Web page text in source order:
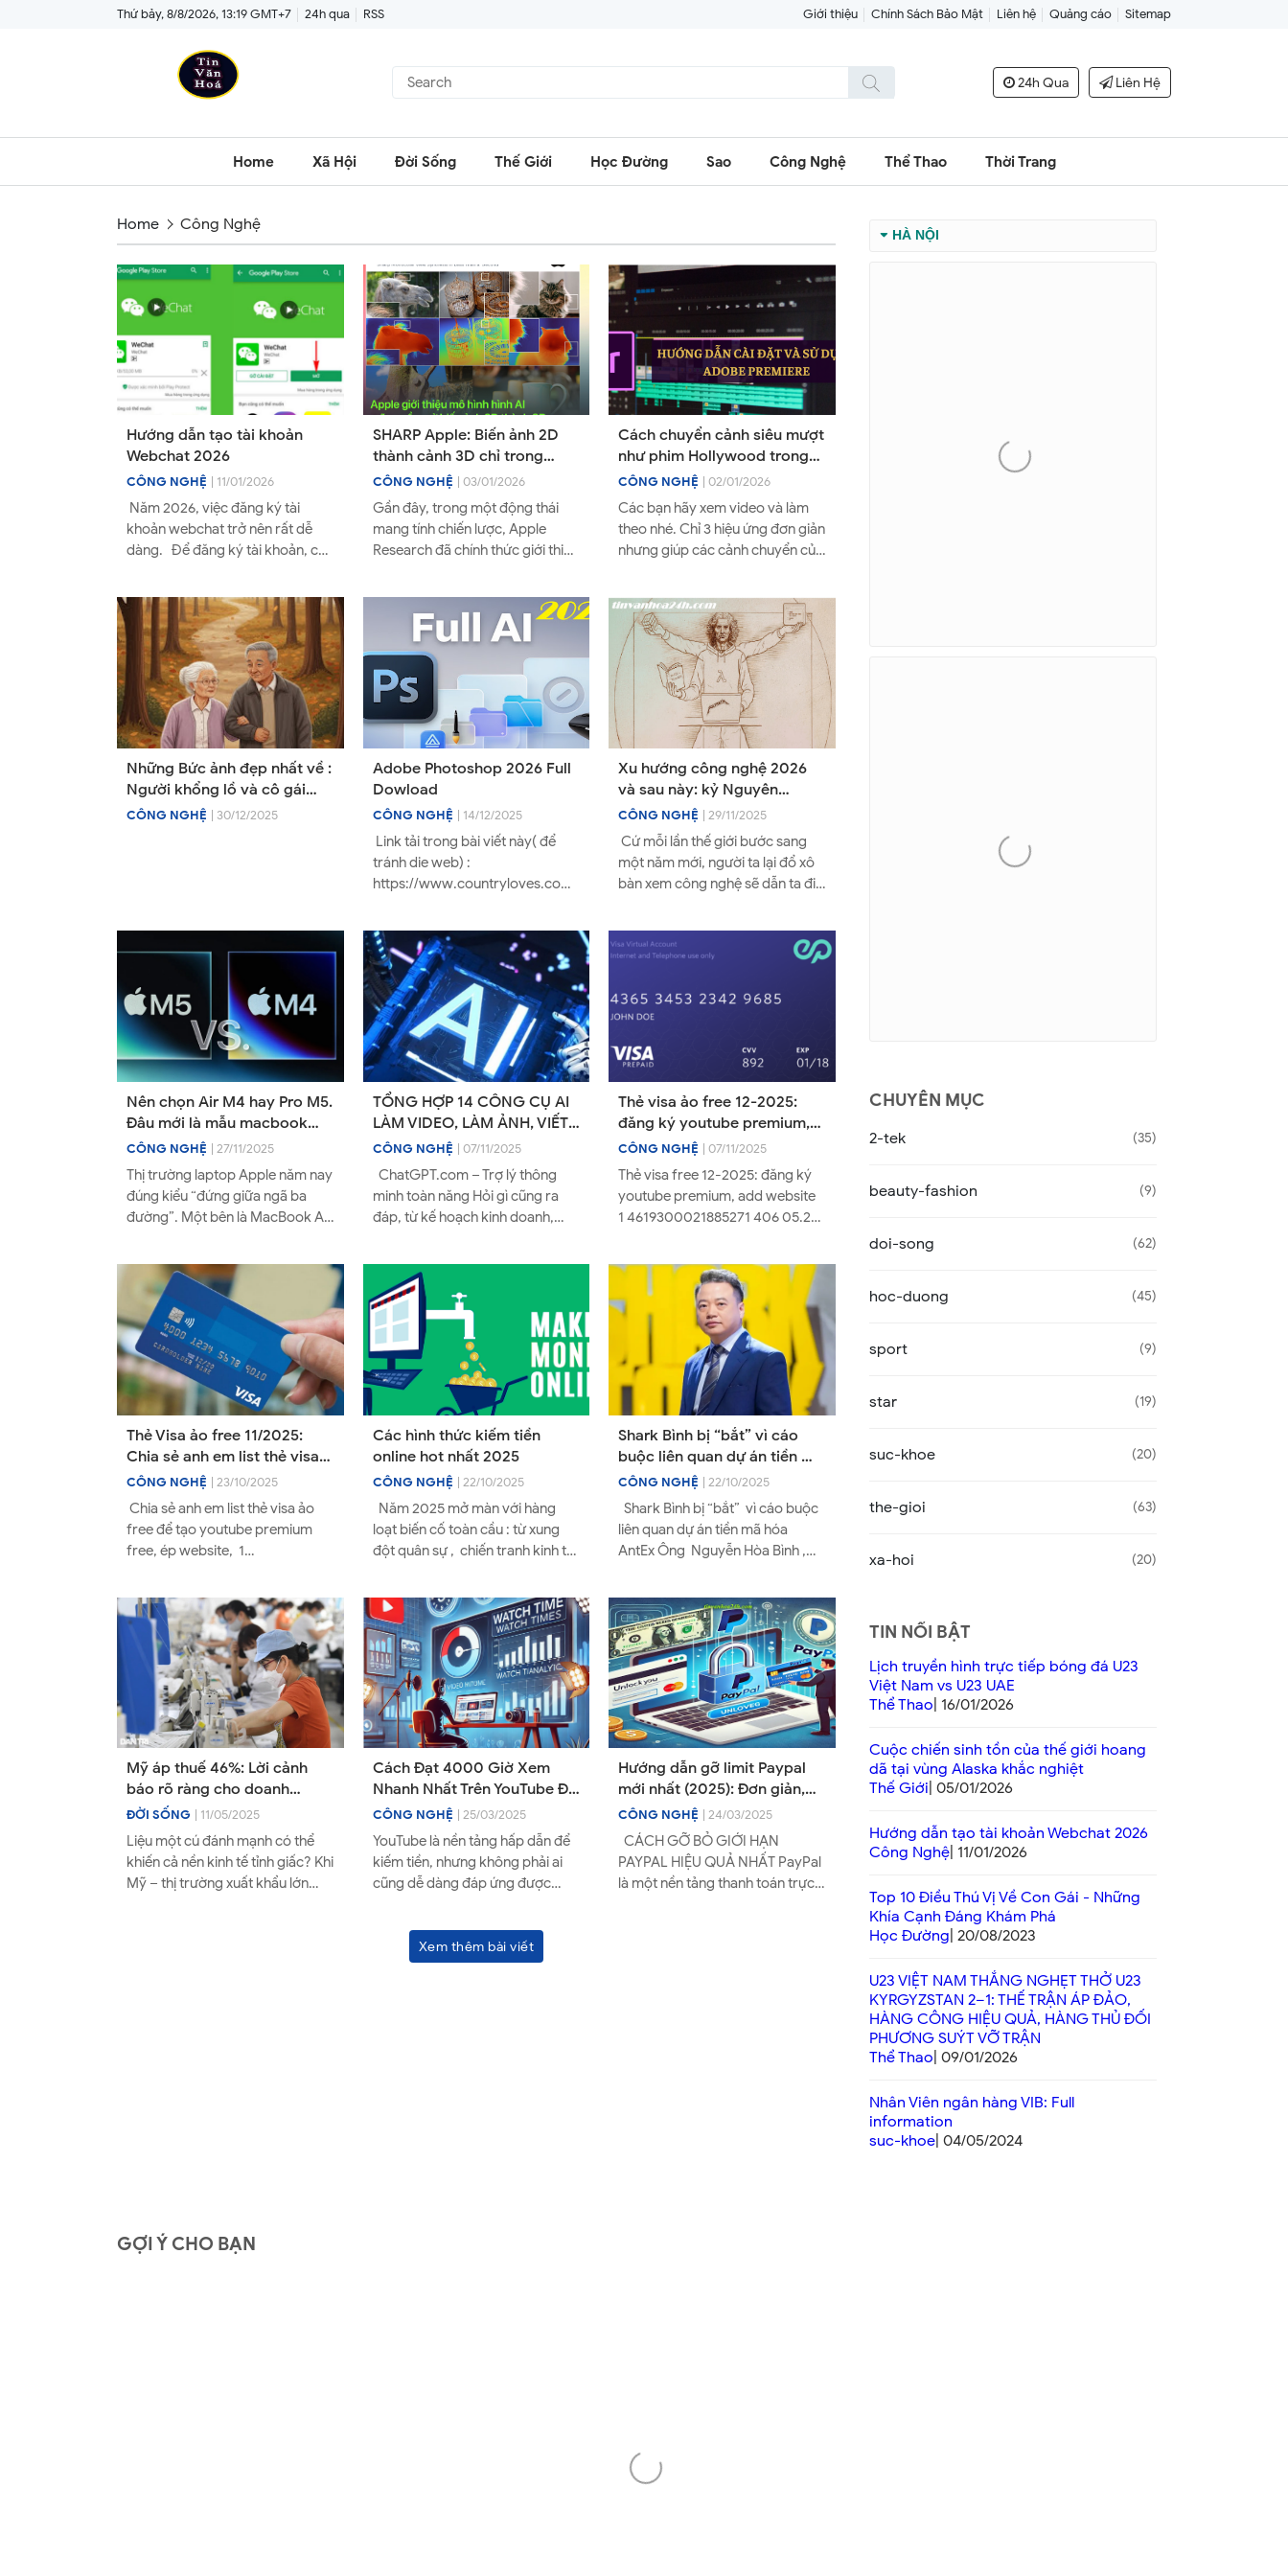
Thứ bảy, 8/8/2026, 13:19 GMT+7 24h qua RSS Giới thiệu Chính Sách Bảo Mật Liên hệ Quảng cáo Sitemap
24h Qua Liên Hệ
Home Xã Hội Đời Sống Thế Giới Học Đường Sao Công Nghệ Thể Thao Thời Trang
Home Công Nghệ
Hướng dẫn tạo tài khoản
Webchat 2026
CÔNG NGHỆ | 11/01/2026
Năm 2026, việc đăng ký tài
khoản webchat trở nên rất dễ
dàng. Để đăng ký tài khoản, các
SHARP Apple: Biến ảnh 2D
thành cảnh 3D chỉ trong
chưa đầy một giây
CÔNG NGHỆ | 03/01/2026
Gần đây, trong một động thái
mang tính chiến lược, Apple
Research đã chính thức giới thiệu
Cách chuyển cảnh siêu mượt
như phim Hollywood trong
Adobe Premiere - No Plugin
CÔNG NGHỆ | 02/01/2026
Các bạn hãy xem video và làm
theo nhé. Chỉ 3 hiệu ứng đơn giản
nhưng giúp các cảnh chuyển của
Những Bức ảnh đẹp nhất về :
Người khổng lồ và cô gái
"khó" trung thủy ( chàng
CÔNG NGHỆ | 30/12/2025
Adobe Photoshop 2026 Full
Dowload
CÔNG NGHỆ | 14/12/2025
Link tải trong bài viết này( để
tránh die web) :
https://www.countryloves.com/2025/12/photoshop-
Xu hướng công nghệ 2026
và sau này: kỷ Nguyên
Quantum
CÔNG NGHỆ | 29/11/2025
Cứ mỗi lần thế giới bước sang
một năm mới, người ta lại đổ xô
bàn xem công nghệ sẽ dẫn ta đi
Nên chọn Air M4 hay Pro M5.
Đâu mới là mẫu macbook
chân ái dành cho bạn trong
năm 2026
CÔNG NGHỆ | 27/11/2025
Thị trường laptop Apple năm nay
đúng kiểu “đứng giữa ngã ba
đường”. Một bên là MacBook Air
TỔNG HỢP 14 CÔNG CỤ AI
LÀM VIDEO, LÀM ẢNH, VIẾT
NHẠC...HAY VÀ DỄ LÀM
NHẤT HIỆN NAY
CÔNG NGHỆ | 07/11/2025
ChatGPT.com – Trợ lý thông
minh toàn năng Hỏi gì cũng ra
đáp, từ kế hoạch kinh doanh,
Thẻ visa ảo free 12-2025:
đăng ký youtube premium,
add website
CÔNG NGHỆ | 07/11/2025
Thẻ visa free 12-2025: đăng ký
youtube premium, add website
1 4619300021885271 406 05.29
Thẻ Visa ảo free 11/2025:
Chia sẻ anh em list thẻ visa
ảo free để tạo youtube
premium free, ép website
CÔNG NGHỆ | 23/10/2025
Chia sẻ anh em list thẻ visa ảo
free để tạo youtube premium
free, ép website, 1
461930000576...
Các hình thức kiếm tiền
online hot nhất 2025
CÔNG NGHỆ | 22/10/2025
Năm 2025 mở màn với hàng
loạt biến cố toàn cầu : từ xung
đột quân sự , chiến tranh kinh tế
Shark Bình bị “bắt” vì cáo
buộc liên quan dự án tiền mã
hóa AntEx
CÔNG NGHỆ | 22/10/2025
Shark Bình bị “bắt” vì cáo buộc
liên quan dự án tiền mã hóa
AntEx Ông Nguyễn Hòa Bình ,
Mỹ áp thuế 46%: Lời cảnh
báo rõ ràng cho doanh
nghiệp Việt – Đã đến lúc phải
thật sự thay đổi?
ĐỜI SỐNG | 11/05/2025
Liệu một cú đánh mạnh có thể
khiến cả nền kinh tế tỉnh giấc? Khi
Mỹ – thị trường xuất khẩu lớn
Cách Đạt 4000 Giờ Xem
Nhanh Nhất Trên YouTube Để
Bật Kiếm Tiền
CÔNG NGHỆ | 25/03/2025
YouTube là nền tảng hấp dẫn để
kiếm tiền, nhưng không phải ai
cũng dễ dàng đáp ứng được
Hướng dẫn gỡ limit Paypal
mới nhất (2025): Đơn giản,
100% qua
CÔNG NGHỆ | 24/03/2025
CÁCH GỠ BỎ GIỚI HẠN
PAYPAL HIỆU QUẢ NHẤT PayPal
là một nền tảng thanh toán trực
Xem thêm bài viết
HÀ NỘI
CHUYÊN MỤC
2-tek 35
beauty-fashion 9
doi-song 62
hoc-duong 45
sport 9
star 19
suc-khoe 20
the-gioi 63
xa-hoi 20
TIN NỔI BẬT
Lịch truyền hình trực tiếp bóng đá U23
Việt Nam vs U23 UAE
Thể Thao | 16/01/2026
Cuộc chiến sinh tồn của thế giới hoang
dã tại vùng Alaska khắc nghiệt
Thế Giới | 05/01/2026
Hướng dẫn tạo tài khoản Webchat 2026
Công Nghệ | 11/01/2026
Top 10 Điều Thú Vị Về Con Gái - Những
Khía Cạnh Đáng Khám Phá
Học Đường | 20/08/2023
U23 VIỆT NAM THẮNG NGHẸT THỞ U23
KYRGYZSTAN 2–1: THẾ TRẬN ÁP ĐẢO,
HÀNG CÔNG HIỆU QUẢ, HÀNG THỦ ĐỐI
PHƯƠNG SUÝT VỠ TRẬN
Thể Thao | 09/01/2026
Nhân Viên ngân hàng VIB: Full
information
suc-khoe | 04/05/2024
GỢI Ý CHO BẠN